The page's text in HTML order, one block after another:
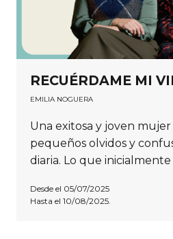
RECUÉRDAME MI
EMILIA NOGUERA
Una exitosa y joven
pequeños olvidos y
diaria. Lo que
Desde el 05/07/2025
Hasta el 10/08/2025.